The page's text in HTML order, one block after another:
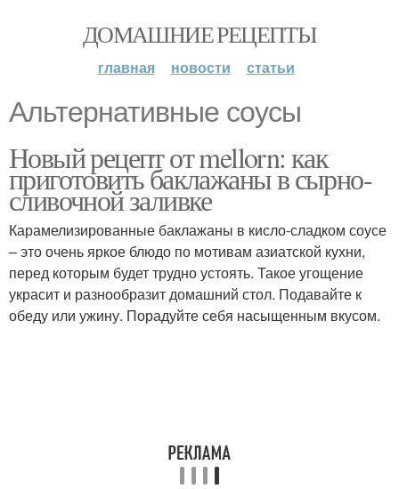
ДОМАШНИЕ РЕЦЕПТЫ
главная новости статьи
Альтернативные соусы
Новый рецепт от mellorn: как
приготовить баклажаны в сырно-
сливочной заливке
Карамелизированные баклажаны в кисло-сладком соусе
– это очень яркое блюдо по мотивам азиатской кухни,
перед которым будет трудно устоять. Такое угощение
украсит и разнообразит домашний стол. Подавайте к
обеду или ужину. Порадуйте себя насыщенным вкусом.